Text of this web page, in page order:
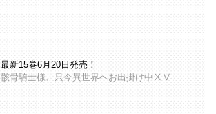
最新15巻6月20日発売！
骸骨騎士様、只今異世界へお出掛け中ⅩⅤ